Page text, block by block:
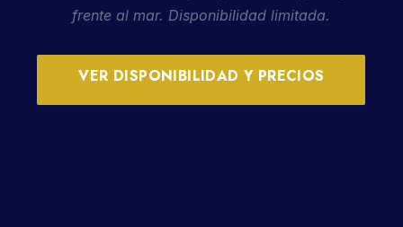
frente al mar. Disponibilidad limitada.
VER DISPONIBILIDAD Y PRECIOS